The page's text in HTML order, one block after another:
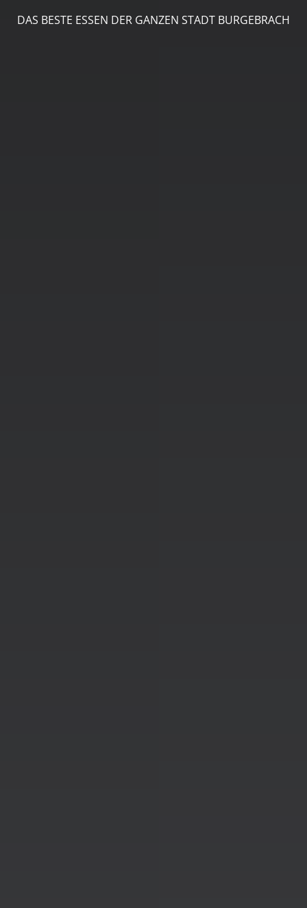
DAS BESTE ESSEN DER GANZEN STADT BURGEBRACH